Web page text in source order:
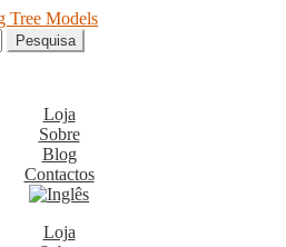
Pesquisa
Loja
Sobre
Blog
Contactos
Loja